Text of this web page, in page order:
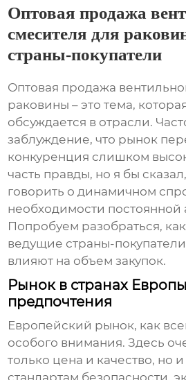
Оптовая продажа
смесителя для
страны-покупатели
Оптовая продажа
раковины – это тема,
обсуждается в отрасли.
заблуждение, что рынок
конкуренция слишком
часть правды, но я бы
говорить о динамичном
необходимости постоянной
Попробуем разобраться,
ведущие страны-
влияют на объем закупок.
Рынок в странах
предпочтения
Европейский рынок, как
особого внимания. Здесь
только цена и качество, но